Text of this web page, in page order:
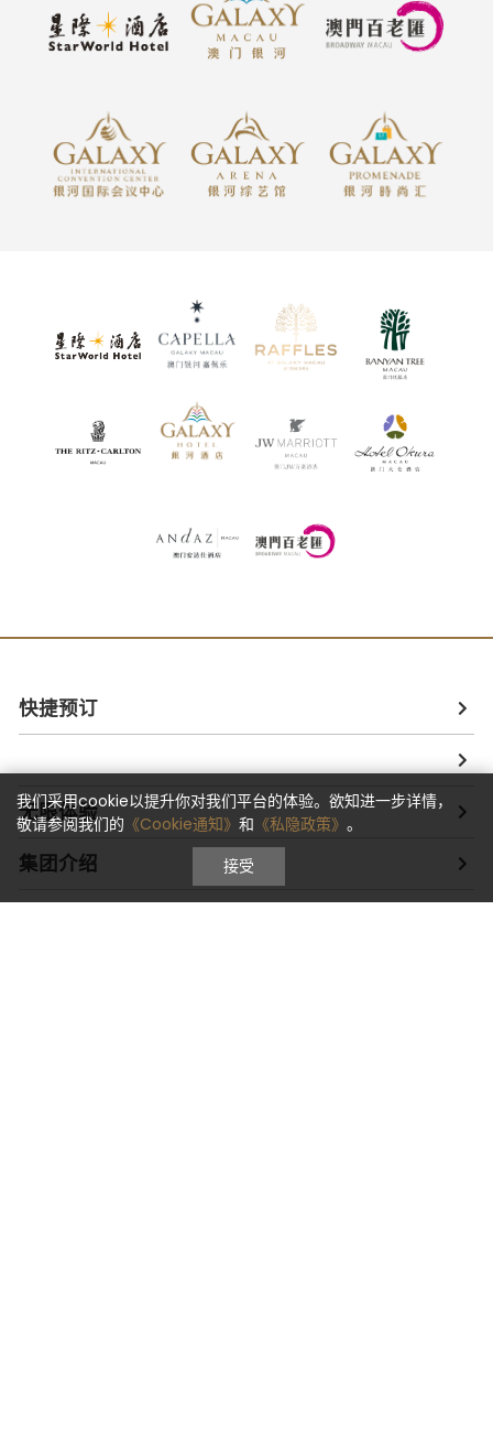
我们采用cookie以提升你对我们平台的体验。欲知进一步详情，
敬请参阅我们的 《Cookie通知》 和 《私隐政策》 。
接受
快捷预订
无限体验
集团介绍